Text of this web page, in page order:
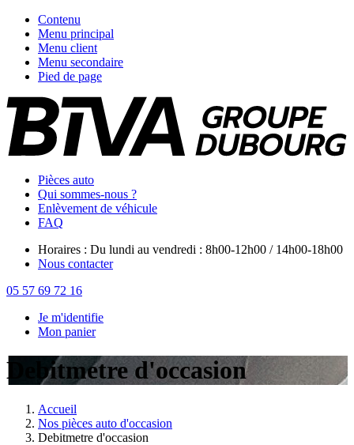
Contenu
Menu principal
Menu client
Menu secondaire
Pied de page
Pièces auto
Qui sommes-nous ?
Enlèvement de véhicule
FAQ
Horaires : Du lundi au vendredi : 8h00-12h00 / 14h00-18h00
Nous contacter
05 57 69 72 16
Je m'identifie
Mon panier
Debitmetre d'occasion
Accueil
Nos pièces auto d'occasion
Debitmetre d'occasion